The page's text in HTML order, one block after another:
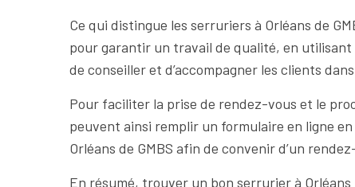
Ce qui distingue les serruriers à Orléans de
pour garantir un travail de qualité, en utilisant
de conseiller et d’accompagner les clients
Pour faciliter la prise de rendez-vous et le
peuvent ainsi remplir un formulaire en ligne
Orléans de GMBS afin de convenir d’un
En résumé, trouver un bon serrurier à